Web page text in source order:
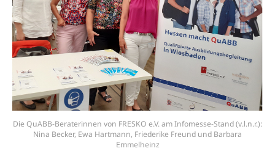
Die QuABB-Beraterinnen von FRESKO e.V. am Infomesse-Stand (v.l.n.r.):
Nina Becker, Ewa Hartmann, Friederike Freund und Barbara
Emmelheinz